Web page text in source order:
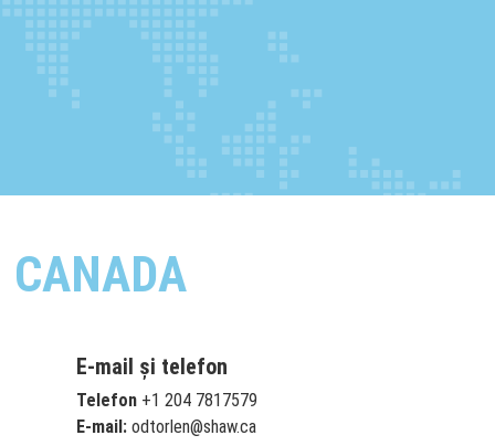
CANADA
E-mail și telefon
Telefon +1 204 7817579
E-mail: odtorlen@shaw.ca